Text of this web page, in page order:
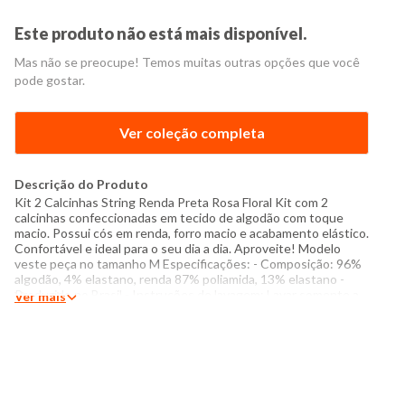
Este produto não está mais disponível.
Mas não se preocupe! Temos muitas outras opções que você
pode gostar.
Ver coleção completa
Descrição do Produto
Kit 2 Calcinhas String Renda Preta Rosa Floral Kit com 2
calcinhas confeccionadas em tecido de algodão com toque
macio. Possui cós em renda, forro macio e acabamento elástico.
Confortável e ideal para o seu dia a dia. Aproveite! Modelo
veste peça no tamanho M Especificações: - Composição: 96%
algodão, 4% elastano, renda 87% poliamida, 13% elastano -
Produzido no Brasil - Instruções de lavagem: Lavar somente a
Ver mais